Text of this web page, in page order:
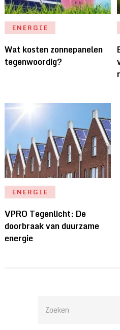
ENERGIE
Wat kosten zonnepanelen
tegenwoordig?
ENERGIE
VPRO Tegenlicht: De
doorbraak van duurzame
energie